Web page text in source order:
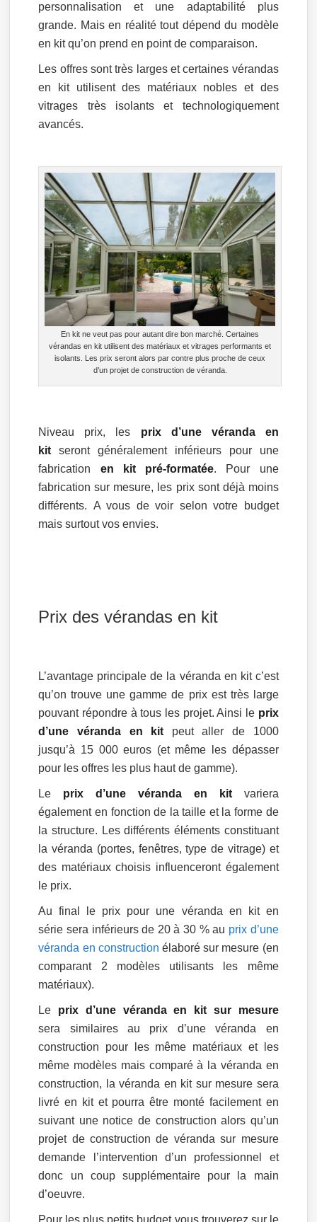
personnalisation et une adaptabilité plus
grande. Mais en réalité tout dépend du modèle
en kit qu’on prend en point de comparaison.
Les offres sont très larges et certaines vérandas
en kit utilisent des matériaux nobles et des
vitrages très isolants et technologiquement
avancés.
En kit ne veut pas pour autant dire bon marché. Certaines
vérandas en kit utilisent des matériaux et vitrages performants et
isolants. Les prix seront alors par contre plus proche de ceux
d’un projet de construction de véranda.
Niveau prix, les prix d’une véranda en
kit seront généralement inférieurs pour une
fabrication en kit pré-formatée. Pour une
fabrication sur mesure, les prix sont déjà moins
différents. A vous de voir selon votre budget
mais surtout vos envies.
Prix des vérandas en kit
L’avantage principale de la véranda en kit c’est
qu’on trouve une gamme de prix est très large
pouvant répondre à tous les projet. Ainsi le prix
d’une véranda en kit peut aller de 1000
jusqu’à 15 000 euros (et même les dépasser
pour les offres les plus haut de gamme).
Le prix d’une véranda en kitvariera
également en fonction de la taille et la forme de
la structure. Les différents éléments constituant
la véranda (portes, fenêtres, type de vitrage) et
des matériaux choisis influenceront également
le prix.
Au final le prix pour une véranda en kit en
série sera inférieurs de 20 à 30 % au prix d’une
véranda en construction élaboré sur mesure (en
comparant 2 modèles utilisants les même
matériaux).
Le prix d’une véranda en kit sur mesure
sera similaires au prix d’une véranda en
construction pour les même matériaux et les
même modèles mais comparé à la véranda en
construction, la véranda en kit sur mesure sera
livré en kit et pourra être monté facilement en
suivant une notice de construction alors qu’un
projet de construction de véranda sur mesure
demande l’intervention d’un professionnel et
donc un coup supplémentaire pour la main
d’oeuvre.
Pour les plus petits budget vous trouverez sur le